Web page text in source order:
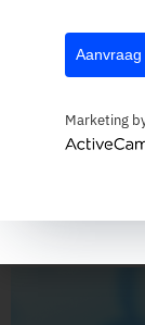
In de snel
efficiënte en
beheren. Maar
heen:
Marketing